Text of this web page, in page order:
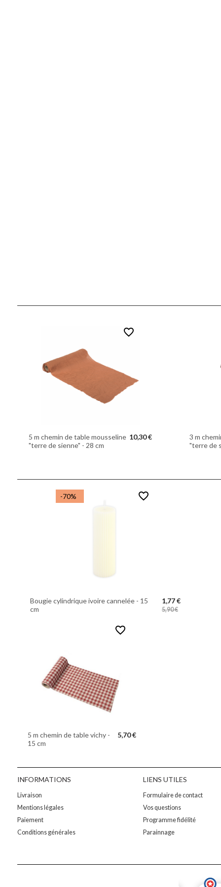
favorite_border
5 m chemin de table mousseline
"terre de sienne" - 28 cm
10,30 €
3 m
"terre de
-70% favorite_border
Bougie cylindrique ivoire cannelée - 15
cm
1,77 €
5,90 €
favorite_border
5 m chemin de table vichy -
15 cm
5,70 €
INFORMATIONS
Livraison
Mentions légales
Paiement
Conditions générales
LIENS UTILES
Formulaire de contact
Vos questions
Programme fidélité
Parainnage